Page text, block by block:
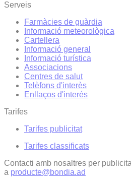
Serveis
Farmàcies de guàrdia
Informació meteorològica
Cartellera
Informació general
Informació turística
Associacions
Centres de salut
Telèfons d'interès
Enllaços d'interés
Tarifes
Tarifes publicitat
Tarifes classificats
Contacti amb nosaltres per
a producte@bondia.ad